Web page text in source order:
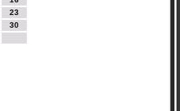
23
30